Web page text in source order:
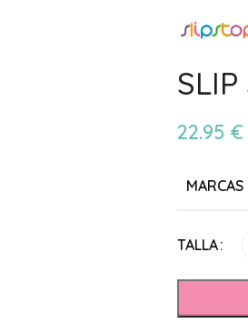
22.95 €
MARCAS
TALLA
Alternative: